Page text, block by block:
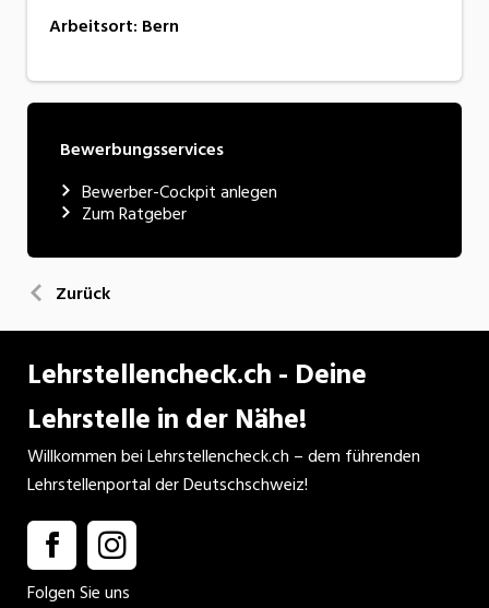
Arbeitsort: Bern
Bewerbungsservices
Bewerber-Cockpit anlegen
Zum Ratgeber
Zurück
Lehrstellencheck.ch - Deine
Lehrstelle in der Nähe!
Willkommen bei Lehrstellencheck.ch – dem führenden
Lehrstellenportal der Deutschschweiz!
Folgen Sie uns